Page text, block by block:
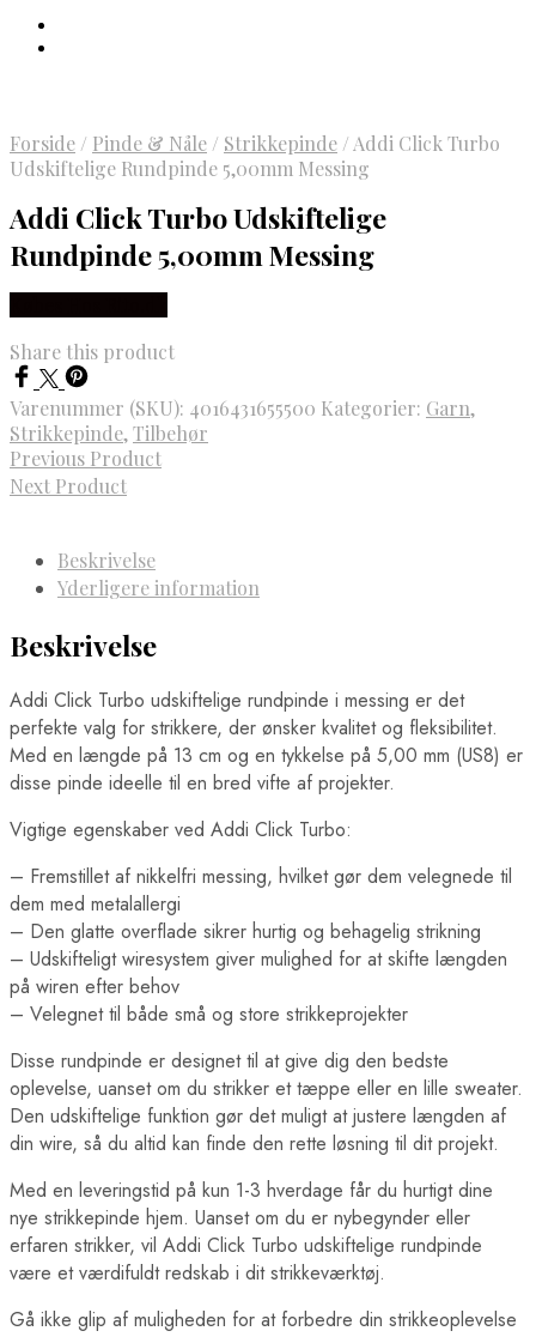
Forside / Pinde & Nåle / Strikkepinde / Addi Click Turbo
Udskiftelige Rundpinde 5,00mm Messing
Addi Click Turbo Udskiftelige
Rundpinde 5,00mm Messing
Share this product
Varenummer (SKU): 4016431655500 Kategorier: Garn,
Strikkepinde,Tilbehør
Previous Product
Next Product
Beskrivelse
Yderligere information
Beskrivelse
Addi Click Turbo udskiftelige rundpinde i messing er det
perfekte valg for strikkere, der ønsker kvalitet og fleksibilitet.
Med en længde på 13 cm og en tykkelse på 5,00 mm (US8) er
disse pinde ideelle til en bred vifte af projekter.
Vigtige egenskaber ved Addi Click Turbo:
– Fremstillet af nikkelfri messing, hvilket gør dem velegnede til
dem med metalallergi
– Den glatte overflade sikrer hurtig og behagelig strikning
– Udskifteligt wiresystem giver mulighed for at skifte længden
på wiren efter behov
– Velegnet til både små og store strikkeprojekter
Disse rundpinde er designet til at give dig den bedste
oplevelse, uanset om du strikker et tæppe eller en lille sweater.
Den udskiftelige funktion gør det muligt at justere længden af
din wire, så du altid kan finde den rette løsning til dit projekt.
Med en leveringstid på kun 1-3 hverdage får du hurtigt dine
nye strikkepinde hjem. Uanset om du er nybegynder eller
erfaren strikker, vil Addi Click Turbo udskiftelige rundpinde
være et værdifuldt redskab i dit strikkeværktøj.
Gå ikke glip af muligheden for at forbedre din strikkeoplevelse